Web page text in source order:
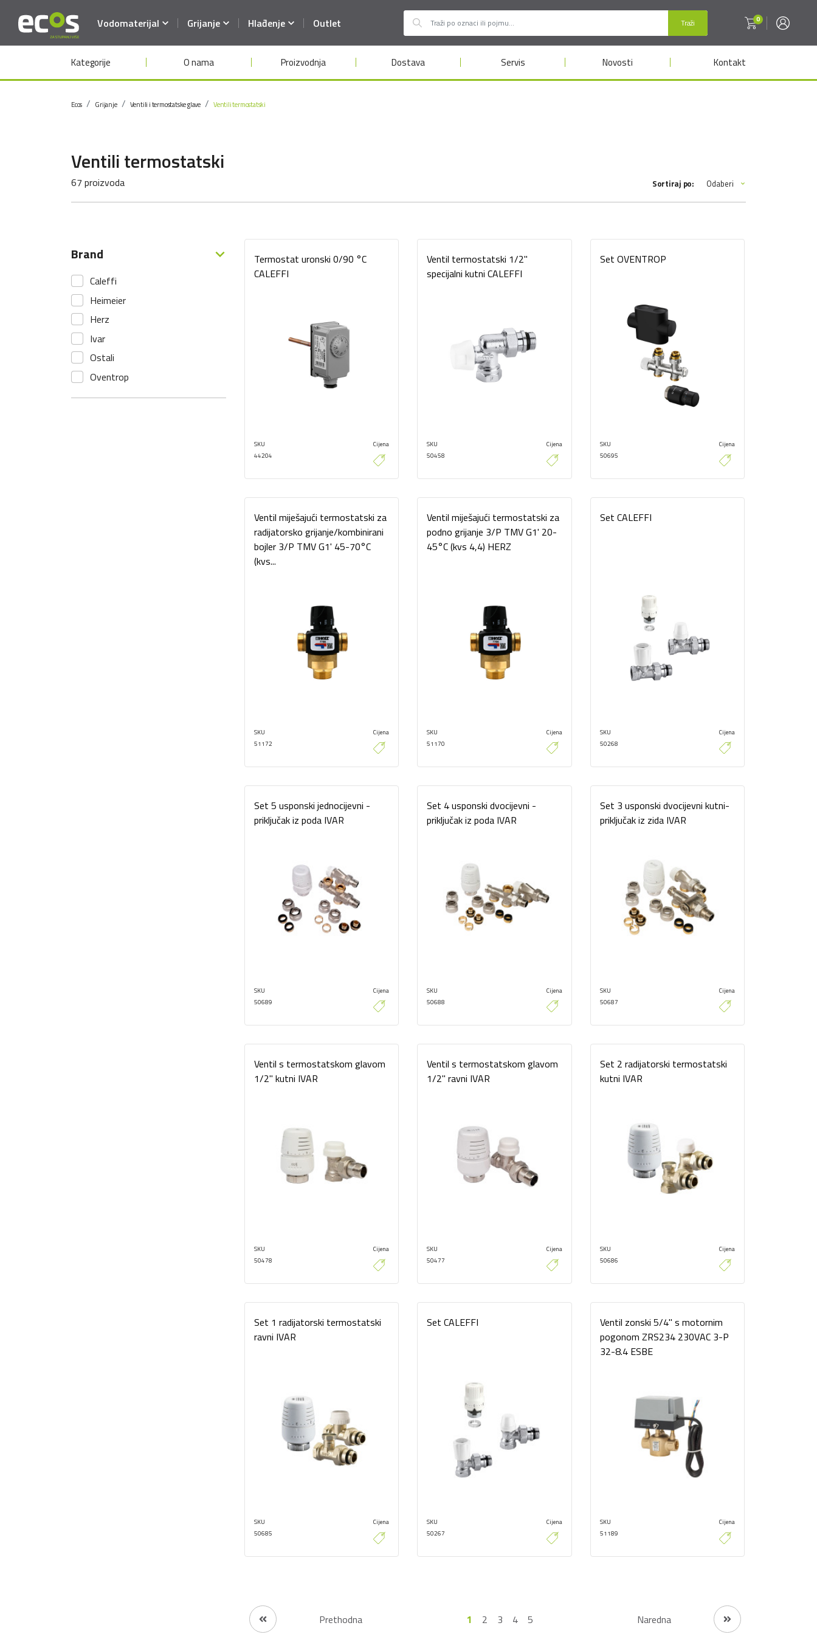
Traži 0
Vodomaterijal Grijanje Hlađenje Outlet
Kategorije O nama Proizvodnja Dostava Servis Novosti Kontakt
Ecos Grijanje Ventili i termostatske glave Ventili termostatski
Ventili termostatski
67 proizvoda Sortiraj po: Odaberi
Brand
Caleffi
Heimeier
Herz
Ivar
Ostali
Oventrop
Termostat uronski 0/90 °C
CALEFFI
SKU
44204
Cijena
Ventil termostatski 1/2"
specijalni kutni CALEFFI
SKU
50458
Cijena
Set OVENTROP
SKU
50695
Cijena
Ventil miješajući termostatski za
radijatorsko grijanje/kombinirani
bojler 3/P TMV G1' 45-70°C
(kvs...
SKU
51172
Cijena
Ventil miješajući termostatski za
podno grijanje 3/P TMV G1' 20-
45°C (kvs 4,4) HERZ
SKU
51170
Cijena
Set CALEFFI
SKU
50268
Cijena
Set 5 usponski jednocijevni -
priključak iz poda IVAR
SKU
50689
Cijena
Set 4 usponski dvocijevni -
priključak iz poda IVAR
SKU
50688
Cijena
Set 3 usponski dvocijevni kutni-
priključak iz zida IVAR
SKU
50687
Cijena
Ventil s termostatskom glavom
1/2" kutni IVAR
SKU
50478
Cijena
Ventil s termostatskom glavom
1/2" ravni IVAR
SKU
50477
Cijena
Set 2 radijatorski termostatski
kutni IVAR
SKU
50686
Cijena
Set 1 radijatorski termostatski
ravni IVAR
SKU
50685
Cijena
Set CALEFFI
SKU
50267
Cijena
Ventil zonski 5/4" s motornim
pogonom ZRS234 230VAC 3-P
32-8.4 ESBE
SKU
51189
Cijena
Prethodna 1 2 3 4 5 Naredna